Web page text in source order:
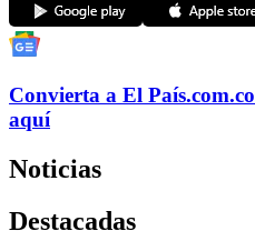
Convierta a El País.com.co
aquí
Noticias
Destacadas